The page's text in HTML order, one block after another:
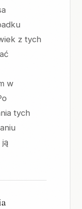
z tych
w
tych